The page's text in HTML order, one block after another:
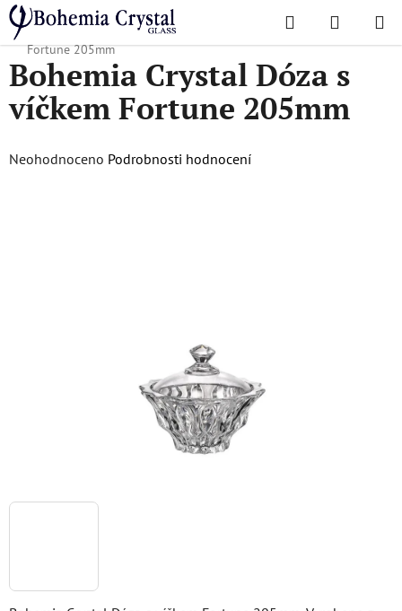
Přejít
na
obsah
Hledat
KOŠÍK
Domů
/ Oblíbené kolekce / Fortune
Bohemia Crystal Dóza s víčkem
Fortune 205mm
Bohemia Crystal Dóza s
víčkem Fortune 205mm
Průměrné
Neohodnoceno Podrobnosti hodnocení